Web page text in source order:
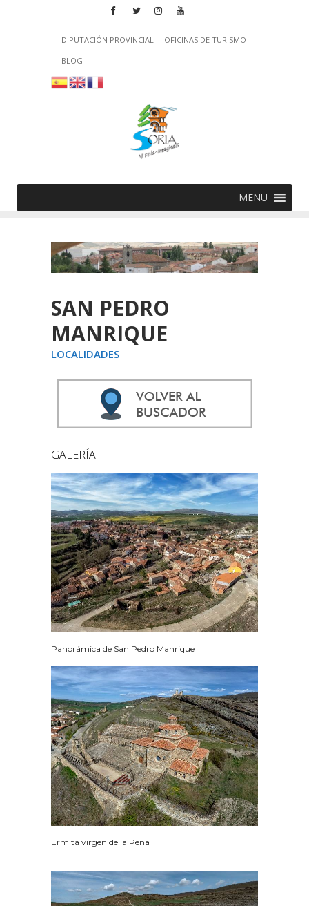
DIPUTACIÓN PROVINCIAL
OFICINAS DE TURISMO
BLOG
MENU
SAN PEDRO
MANRIQUE
LOCALIDADES
GALERÍA
Panorámica de San Pedro Manrique
Ermita virgen de la Peña